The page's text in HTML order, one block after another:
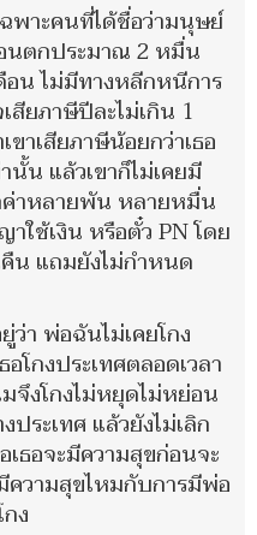
พาะคนที่ได้ชื่อว่ามนุษย์
นตกประมาณ 2 หมื่น
อน ไม่มีทางหลีกหนีการ
ยภาษีปีละไม่เกิน 1
าเสียภาษีน้อยกว่าเธอ
นั้น แล้วเขาก็ไม่เคยมี
าหลายพัน หลายหมื่น
ใช้เงิน หรือตั๋ว PN โดย
คืน แถมยังไม่กำหนด
า พ่อฉันไม่เคยโกง
โกงประเทศตลอดเวลา
จึงโกงไม่หยุดไม่หย่อน
ระเทศ แล้วยังไม่เลิก
ธอจะมีความสุขก่อนจะ
ความสุขไหมกับการมีพ่อ
ง